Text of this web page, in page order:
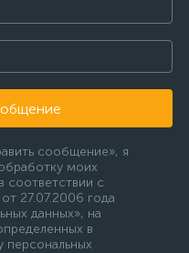
сообщение», я
моих
соответствии с
27.07.2006 года
данных», на
в
персональных